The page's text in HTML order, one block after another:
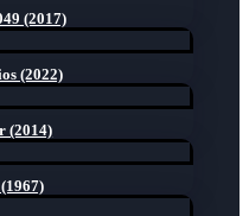
(2017)
(2022)
(2014)